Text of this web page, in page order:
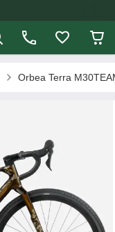
Orbea Terra